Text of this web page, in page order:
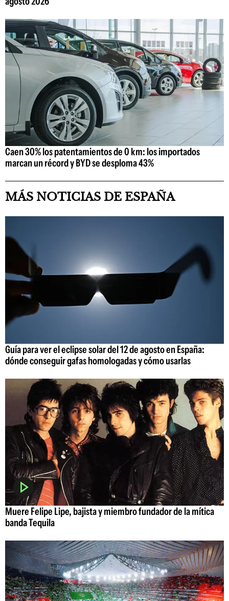
Caen 30% los patentamientos de 0 km: los importados
marcan un récord y BYD se desploma 43%
MÁS NOTICIAS DE ESPAÑA
Guía para ver el eclipse solar del 12 de agosto en España:
dónde conseguir gafas homologadas y cómo usarlas
Muere Felipe Lipe, bajista y miembro fundador de la mítica
banda Tequila